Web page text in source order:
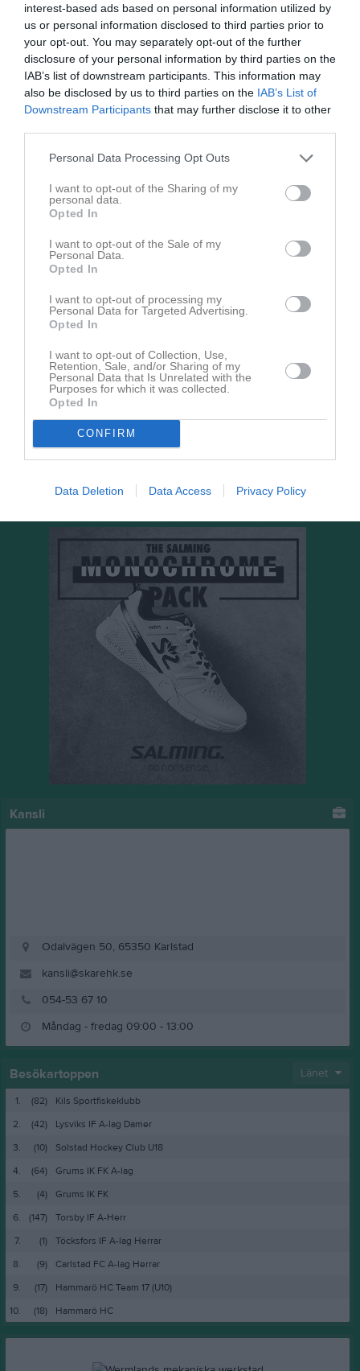
interest-based ads based on personal information utilized by
us or personal information disclosed to third parties prior to
your opt-out. You may separately opt-out of the further
disclosure of your personal information by third parties on the
IAB’s list of downstream participants. This information may
also be disclosed by us to third parties on the IAB’s List of
Downstream Participants that may further disclose it to other
Personal Data Processing Opt Outs
I want to opt-out of the Sharing of my
personal data.
Opted In
I want to opt-out of the Sale of my
Personal Data.
Opted In
I want to opt-out of processing my
Personal Data for Targeted Advertising.
Opted In
I want to opt-out of Collection, Use,
Retention, Sale, and/or Sharing of my
Personal Data that Is Unrelated with the
Purposes for which it was collected.
Opted In
CONFIRM
Data Deletion Data Access Privacy Policy
Ingen video uppladdad
Logga in och ladda upp ert första klipp
Senast uppdaterade album
Logga in som administratör och skapa ert första album
Jag vill fortsätta spela handboll
Facebook
Kansli
Odalvägen 50, 65350 Karlstad
kansli@skarehk.se
054-53 67 10
Besökartoppen Länet
1. (82)
Kils Sportfiskeklubb
2.
(42)
Lysviks IF A-lag Damer
3.
(10)
Solstad Hockey Club U18
4.
(64)
Grums IK FK A-lag
5.
(4)
Grums IK FK
6.
(147)
Torsby IF A-Herr
7.
(1)
Töcksfors IF A-lag Herrar
8.
(9)
Carlstad FC A-lag Herrar
9.
(17)
Hammarö HC Team 17 (U10)
10.
(18) Hammarö HC